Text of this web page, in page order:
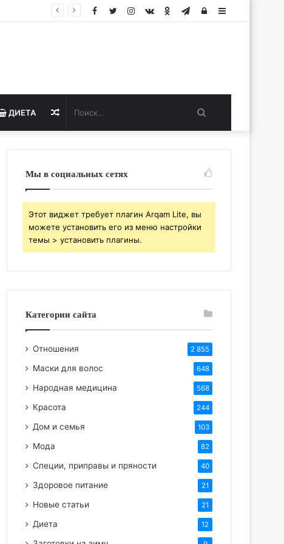
Sidebar
Авторизация
Telegram
Одноклассники
vk.com
Instagram
Twitter
Facebook
ДИЕТА Случайная
статья
Мы в социальных сетях
Этот виджет требует плагин Arqam Lite, вы
можете установить его из меню настройки
темы > установить плагины.
Категории сайта
Отношения 2 855
Маски для волос 648
Народная медицина 568
Красота 244
Дом и семья 103
Мода 82
Специи, приправы и пряности 40
Здоровое питание 21
Новые статьи 21
Диета 12